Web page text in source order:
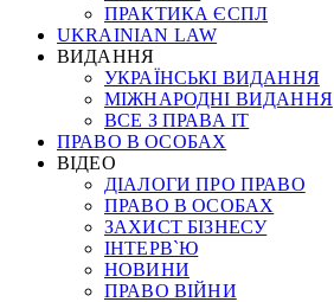
ПРАКТИКА ЄСПЛ
UKRAINIAN LAW
ВИДАННЯ
УКРАЇНСЬКІ ВИДАННЯ
МІЖНАРОДНІ ВИДАННЯ
ВСЕ З ПРАВА ІТ
ПРАВО В ОСОБАХ
ВІДЕО
ДІАЛОГИ ПРО ПРАВО
ПРАВО В ОСОБАХ
ЗАХИСТ БІЗНЕСУ
ІНТЕРВ`Ю
НОВИНИ
ПРАВО ВІЙНИ